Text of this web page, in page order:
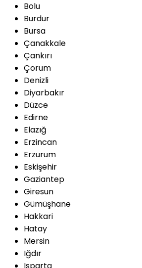
Bolu
Burdur
Bursa
Çanakkale
Çankırı
Çorum
Denizli
Diyarbakır
Düzce
Edirne
Elazığ
Erzincan
Erzurum
Eskişehir
Gaziantep
Giresun
Gümüşhane
Hakkari
Hatay
Mersin
Iğdır